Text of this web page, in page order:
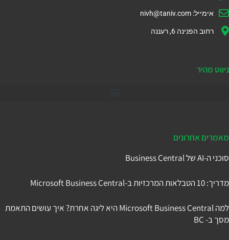
אימייל: nivh@taniv.com
רחוב הפנינה 6, רעננה
ניווט מהיר
מאמרים אחרונים
סוכני ה-AI של Business Central
מדריך: 10 הטבלאות המרכזיות ב-Microsoft Business Central
למה Microsoft Business Central היא ליגה אחרת? איך עושים התאמת
מסך ב- BC